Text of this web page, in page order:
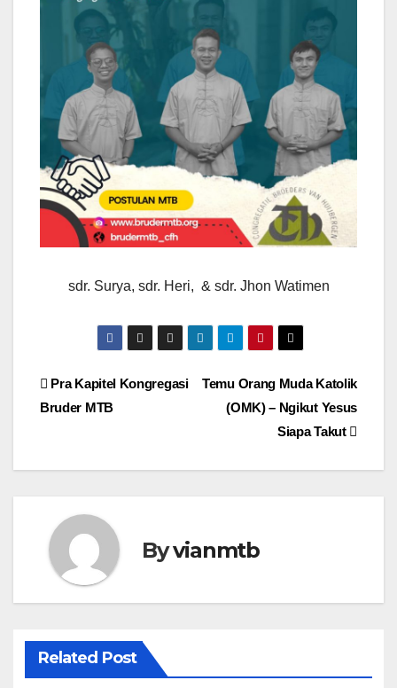
sdr. Surya, sdr. Heri, & sdr. Jhon Watimen
Post
Temu Orang Muda Katolik
(OMK) – Ngikut Yesus
Siapa Takut
Pra Kapitel Kongregasi
Bruder MTB
Byvianmtb
Related Post